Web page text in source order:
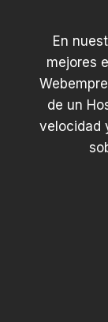
En
mejores
de un
velocidad